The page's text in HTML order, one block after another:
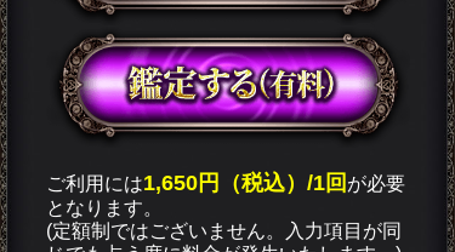
ご利用には1,650円（税込）/1回 が必要
となります。
(定額制ではございません。入力項目が同